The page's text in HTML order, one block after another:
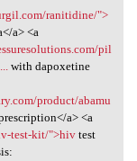
ranitidine/">
a> <a
pil
with dapoxetine
product/abamu
a> <a
test-kit/">hivtest